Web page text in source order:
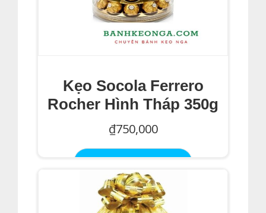
Kẹo Socola Ferrero
Rocher Hình Tháp 350g
₫750,000